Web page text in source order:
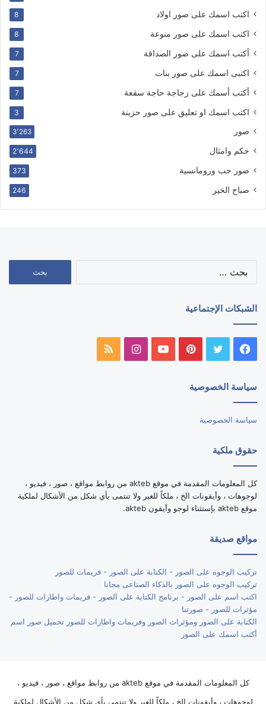
اكتب اسمك على صور اولاد 8
اكتب اسمك على صور منوعة 8
أكتب اسمك على صور الصداقة 7
اكتبى اسمك على صور بنات 7
أكتب أسمك على زجاجة حاجة سقعة 7
اكتب اسمك او تعليق على صور حزينة 3
صور 3٬263
حكم وامثال 2٬644
صور حب ورومانسية 373
صباح الخير 246
الشبكات الإجتماعية
فيسبوك تويتر بينتيريستيوتيوبانستقرامملخص
سياسة الخصوصية
سياسة الخصوصية
حقوق ملكية
كل المعلومات المقدمة في موقع akteb من روابط مواقع ، صور ، فيديو ،
لوجوهات ، وأيقونات الخ ، ملكاً للغير ولا تنتمى بأي شكل من الأشكال لملكية
موقع akteb بإستثناء لوجو وأيقون akteb.
مواقع صديقة
تركيب الوجوه على الصور - الكتابة على الصور - فريمات للصور
تركيب الوجوه على الصور بالذكاء الصناعى مجانا
اكتب اسم على الصور - برنامج الكتابة على الصور - فريمات واطارات للصور -
مؤثرات للصور - صورتنا
الكتابة على الصور ومؤثرات الصور وفريمات واطارات للصور تحميل صور اسم
أكتب اسمك على الصور
كل المعلومات المقدمة في موقع akteb من روابط مواقع ، صور ، فيديو ،
لوجوهات ، وأيقونات الخ ، ملكاً للغير ولا تنتمى بأي شكل من الأشكال لملكية